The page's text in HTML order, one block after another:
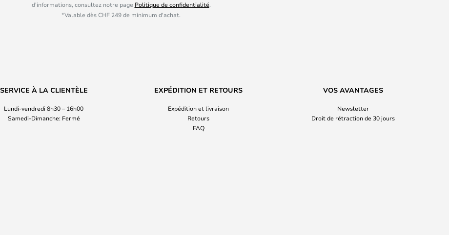
d'informations, consultez notre page Politique de confidentialité.
*Valable dès CHF 249 de minimum d'achat.
SERVICE À LA CLIENTÈLE
Lundi-vendredi 8h30 – 16h00
Samedi-Dimanche: Fermé
EXPÉDITION ET RETOURS
Expédition et livraison
Retours
FAQ
VOS AVANTAGES
Newsletter
Droit de rétraction de 30 jours